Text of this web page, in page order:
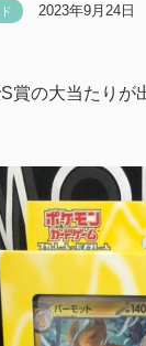
2023年9月24日
賞の大当たりが